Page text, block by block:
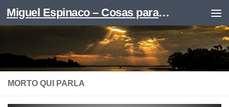
Skip to content Miguel Espinaco – Cosas para leer
MORTO QUI PARLA